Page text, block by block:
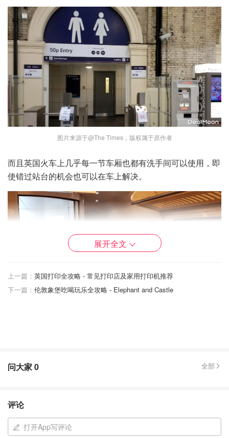
图片来源于@The Times，版权属于原作者
而且英国火车上几乎每一节车厢也都有洗手间可以使用，即
使错过站台的机会也可以在车上解决。
英国不是每一个地铁站都配有厕所，大家出行或者继续找厕
给大家，以备不时之需！（
展开全文
上一篇： 英国打印全攻略 - 常见打印店及家用打印机推荐
下一篇： 伦敦象堡吃喝玩乐全攻略 - Elephant and Castle
问大家0 全部
评论
打开App写评论